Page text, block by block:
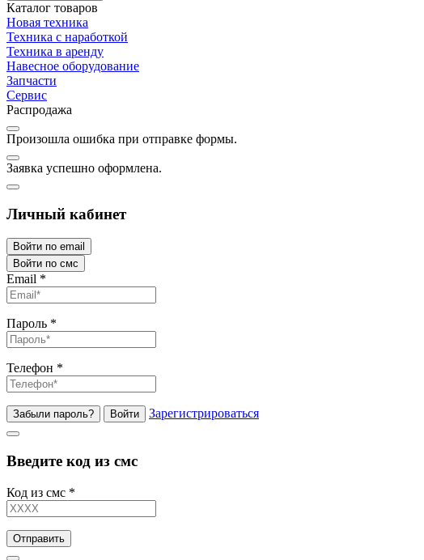
Каталог товаров
Новая техника
Техника с наработкой
Техника в аренду
Навесное оборудование
Запчасти
Сервис
Распродажа
Произошла ошибка при отправке формы.
Заявка успешно оформлена.
Личный кабинет
Войти по email
Войти по смс
Email *
Пароль *
Телефон *
Забыли пароль? Войти Зарегистрироваться
Введите код из смс
Код из смс *
Отправить